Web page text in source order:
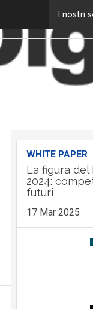
I nostri
WHITE PAPER
La figura
2024:
futuri
17 Mar 2025